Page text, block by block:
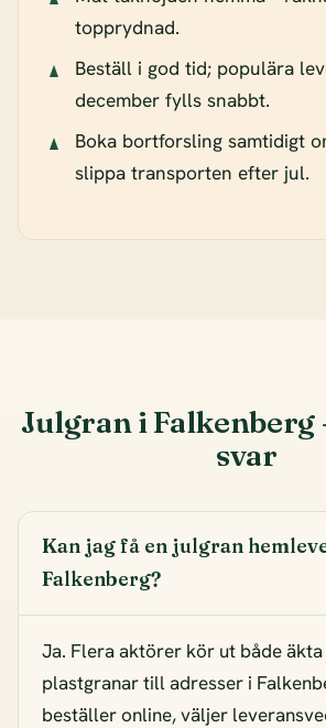
topprydnad.
Beställ i god tid; populära
december fylls snabbt.
Boka bortforsling samtidigt
slippa transporten efter jul.
Julgran i
svar
Kan jag få en julgran
Falkenberg?
Ja. Flera aktörer kör ut både
plastgranar till adresser i
beställer online, väljer